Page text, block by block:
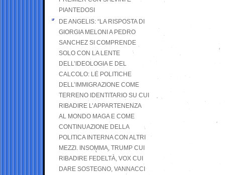
PIANTEDOSI
DE ANGELIS: “LA RISPOSTA DI
GIORGIA MELONI A PEDRO
SANCHEZ SI COMPRENDE
SOLO CON LA LENTE
DELL’IDEOLOGIA E DEL
CALCOLO: LE POLITICHE
DELL’IMMIGRAZIONE COME
TERRENO IDENTITARIO SU CUI
RIBADIRE L’APPARTENENZA
AL MONDO MAGA E COME
CONTINUAZIONE DELLA
POLITICA INTERNA CON ALTRI
MEZZI. INSOMMA, TRUMP CUI
RIBADIRE FEDELTÀ, VOX CUI
DARE SOSTEGNO, VANNACCI